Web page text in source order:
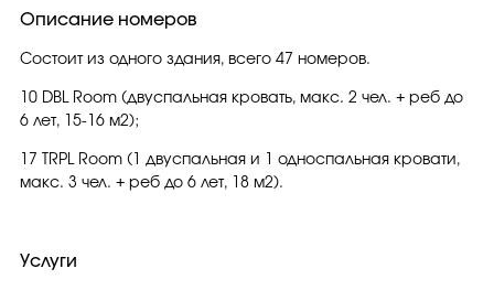
Описание номеров
Состоит из одного здания, всего 47 номеров.
10 DBL Room (двуспальная кровать, макс. 2 чел. + реб до
6 лет, 15-16 м2);
17 TRPL Room (1 двуспальная и 1 односпальная кровати,
макс. 3 чел. + реб до 6 лет, 18 м2).
Услуги